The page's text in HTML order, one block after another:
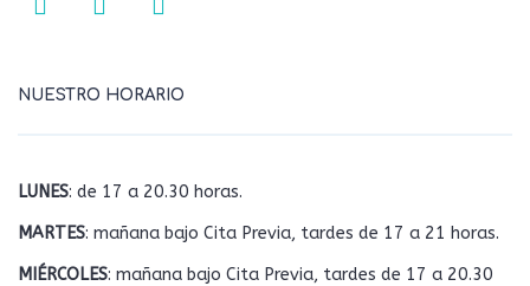
NUESTRO HORARIO
LUNES: de 17 a 20.30 horas.
MARTES: mañana bajo Cita Previa, tardes de 17 a 21 horas.
MIÉRCOLES: mañana bajo Cita Previa, tardes de 17 a 20.30